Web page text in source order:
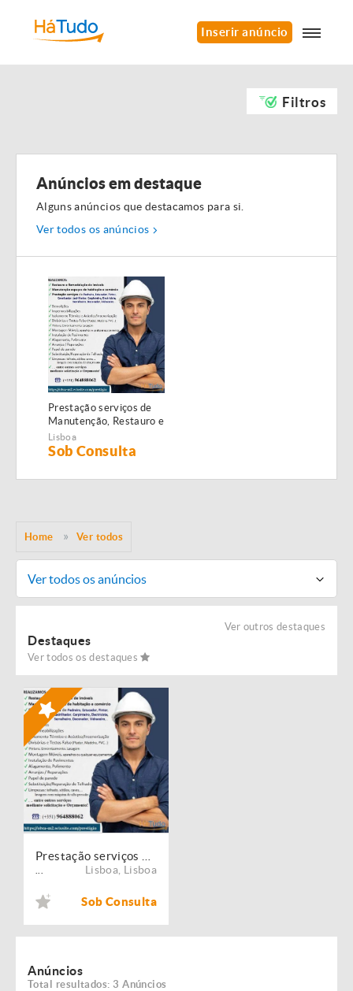
Inserir anúncio
Filtros
Anúncios em destaque
Alguns anúncios que destacamos para si.
Ver todos os anúncios
Prestação serviços de
Manutenção, Restauro e
Remodelação de
imóveis!
Lisboa
Sob Consulta
Home Ver todos
Ver todos os anúncios
Ver outros destaques
Destaques
Ver todos os destaques
Lisboa Lisboa
Sob Consulta
Anúncios
Total resultados: 3 Anúncios